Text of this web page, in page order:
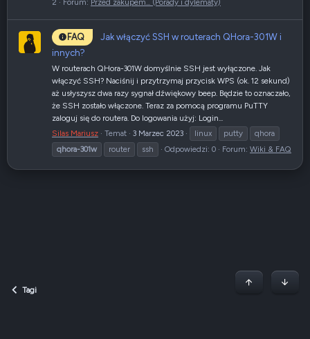
FAQ
Jak włączyć SSH w routerach QHora-301W i
innych?
W routerach QHora-301W domyślnie SSH jest wyłączone. Jak
włączyć SSH? Naciśnij i przytrzymaj przycisk WPS (ok. 12 sekund)
aż usłyszysz dwa razy sygnał dźwiękowy beep. Będzie to oznaczało,
że SSH zostało włączone. Teraz za pomocą programu PuTTY
zaloguj się do routera. Do logowania użyj: Login...
Silas Mariusz
Temat 3 Marzec 2023 linux putty
qhora
qhora-301w
router ssh Odpowiedzi: 0 Forum: Wiki & FAQ
Tagi PoczątekDół